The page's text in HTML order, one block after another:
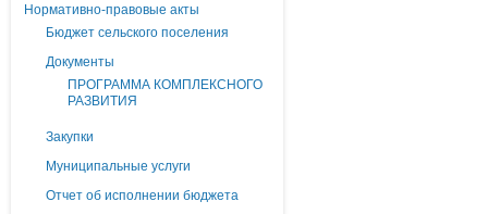
Нормативно-правовые акты
Бюджет сельского поселения
Документы
ПРОГРАММА КОМПЛЕКСНОГО
РАЗВИТИЯ
Закупки
Муниципальные услуги
Отчет об исполнении бюджета